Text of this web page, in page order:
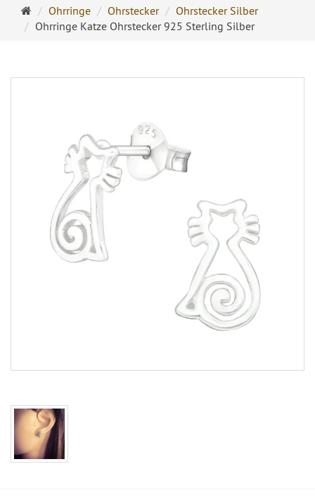
Ohrringe
Ohrstecker
Ohrringe Ohrstecker
Ohrstecker Silber
Ohrringe Katze Ohrstecker 925 Sterling Silber